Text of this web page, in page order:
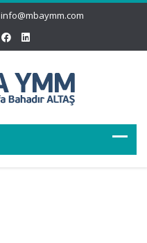
info@mbaymm.com